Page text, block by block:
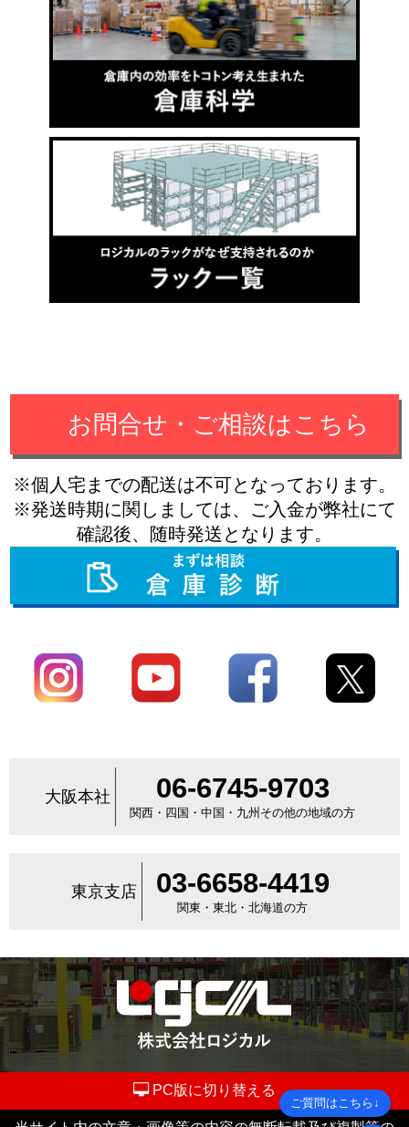
お問合せ・ご相談はこちら
※個人宅までの配送は不可となっております。
※発送時期に関しましては、ご入金が弊社にて
確認後、随時発送となります。
大阪本社 06-6745-9703
関西・四国・中国・九州その他の地域の方
東京支店 03-6658-4419
関東・東北・北海道の方
PC版に切り替える
ご質問はこちら↓